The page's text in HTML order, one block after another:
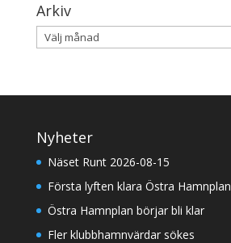
Arkiv
Arkiv
Nyheter
Näset Runt 2026-08-15
Första lyften klara Östra Hamnplan
Östra Hamnplan börjar bli klar
Fler klubbhamnvärdar sökes